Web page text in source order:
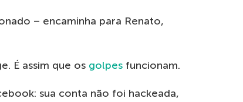
– encaminha para Renato,
É assim que os golpes funcionam.
sua conta não foi hackeada,